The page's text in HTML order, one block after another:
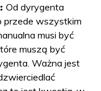
Od dyrygenta
przede wszystkim
musi być
muszą być
Ważna jest